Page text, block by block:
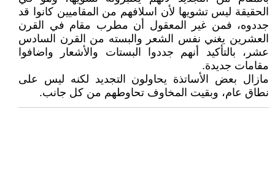
الحقيقة ليس تشويها لأن اسلافهم من المقاميين كانوا قد
جددوه، فمن غير المعقول أن مطرب مقام في القرن
العشرين يغني نفس الشعر والبسته من القرن السادس
عشر، بالتأكيد أنهم جددوا البستات والأشعار واضافوا
مقامات جديدة.
مازال بعض الأساتذة يحاولون التجديد لكنه ليس على
نطاق عام، وبقيت المخاوف تحاوطهم من كل جانب.